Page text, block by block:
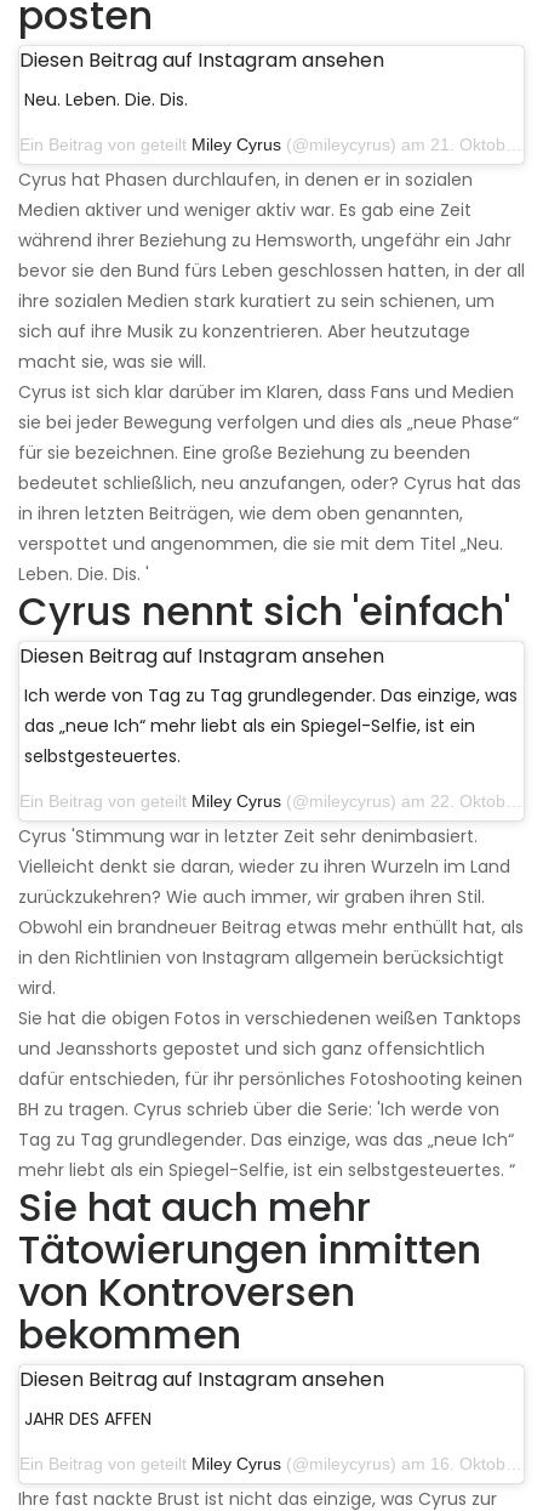
posten
Diesen Beitrag auf Instagram ansehen
Neu. Leben. Die. Dis.
Ein Beitrag von geteilt Miley Cyrus (@mileycyrus) am 21. Oktober 2019 um 12:31 Uhr PDT
Cyrus hat Phasen durchlaufen, in denen er in sozialen
Medien aktiver und weniger aktiv war. Es gab eine Zeit
während ihrer Beziehung zu Hemsworth, ungefähr ein Jahr
bevor sie den Bund fürs Leben geschlossen hatten, in der all
ihre sozialen Medien stark kuratiert zu sein schienen, um
sich auf ihre Musik zu konzentrieren. Aber heutzutage
macht sie, was sie will.
Cyrus ist sich klar darüber im Klaren, dass Fans und Medien
sie bei jeder Bewegung verfolgen und dies als „neue Phase“
für sie bezeichnen. Eine große Beziehung zu beenden
bedeutet schließlich, neu anzufangen, oder? Cyrus hat das
in ihren letzten Beiträgen, wie dem oben genannten,
verspottet und angenommen, die sie mit dem Titel „Neu.
Leben. Die. Dis. '
Cyrus nennt sich 'einfach'
Diesen Beitrag auf Instagram ansehen
Ich werde von Tag zu Tag grundlegender. Das einzige, was
das „neue Ich“ mehr liebt als ein Spiegel-Selfie, ist ein
selbstgesteuertes.
Ein Beitrag von geteilt Miley Cyrus (@mileycyrus) am 22. Oktober 2019 um 11:39 Uhr PDT
Cyrus 'Stimmung war in letzter Zeit sehr denimbasiert.
Vielleicht denkt sie daran, wieder zu ihren Wurzeln im Land
zurückzukehren? Wie auch immer, wir graben ihren Stil.
Obwohl ein brandneuer Beitrag etwas mehr enthüllt hat, als
in den Richtlinien von Instagram allgemein berücksichtigt
wird.
Sie hat die obigen Fotos in verschiedenen weißen Tanktops
und Jeansshorts gepostet und sich ganz offensichtlich
dafür entschieden, für ihr persönliches Fotoshooting keinen
BH zu tragen. Cyrus schrieb über die Serie: 'Ich werde von
Tag zu Tag grundlegender. Das einzige, was das „neue Ich“
mehr liebt als ein Spiegel-Selfie, ist ein selbstgesteuertes. “
Sie hat auch mehr
Tätowierungen inmitten
von Kontroversen
bekommen
Diesen Beitrag auf Instagram ansehen
JAHR DES AFFEN
Ein Beitrag von geteilt Miley Cyrus (@mileycyrus) am 16. Oktober 2019 um 19:04 Uhr PDT
Ihre fast nackte Brust ist nicht das einzige, was Cyrus zur